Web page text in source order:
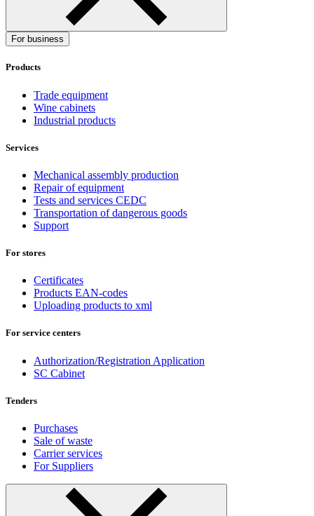
For business
Products
Trade equipment
Wine cabinets
Industrial products
Services
Mechanical assembly production
Repair of equipment
Tests and services CEDC
Transportation of dangerous goods
Support
For stores
Certificates
Products EAN-codes
Uploading products to xml
For service centers
Authorization/Registration Application
SC Cabinet
Tenders
Purchases
Sale of waste
Carrier services
For Suppliers